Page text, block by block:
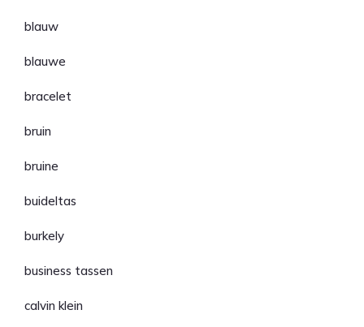
blauw
blauwe
bracelet
bruin
bruine
buideltas
burkely
business tassen
calvin klein